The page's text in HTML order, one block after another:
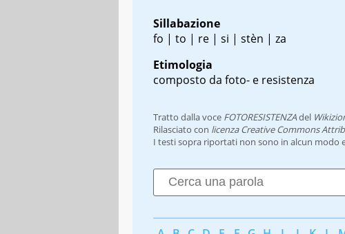
Sillabazione
fo | to | re | si | stèn | za
Etimologia
composto da foto- e resistenza
Tratto dalla voce FOTORESISTENZAdel
Rilasciato con licenza Creative Commons
I testi sopra riportati non sono in alcun modo